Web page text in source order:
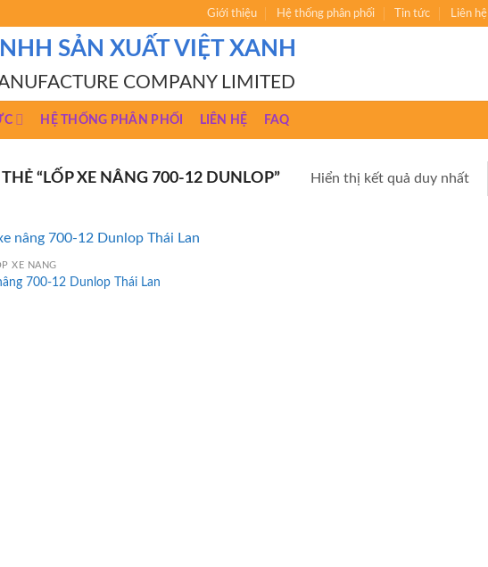
Giới thiệu Hệ thống phân phối Tin tức Liên hệ
SẢN XUẤT VIỆT XANH
COMPANY LIMITED
HỆ THỐNG PHÂN PHỐI LIÊN HỆ FAQ
“LỐP XE NÂNG 700-12 DUNLOP” Hiển thị kết quả duy nhất
XE NÂNG
700-12 Dunlop Thái Lan